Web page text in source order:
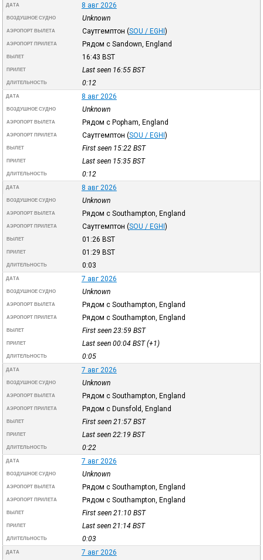
ДАТА 8 авг 2026
ВОЗДУШНОЕ СУДНО Unknown
АЭРОПОРТ ВЫЛЕТА Саутгемптон (SOU / EGHI)
АЭРОПОРТ ПРИЛЕТА Рядом с Sandown, England
ВЫЛЕТ 16:43 BST
ПРИЛЕТ Last seen 16:55 BST
ДЛИТЕЛЬНОСТЬ 0:12
ДАТА 8 авг 2026
ВОЗДУШНОЕ СУДНО Unknown
АЭРОПОРТ ВЫЛЕТА Рядом с Popham, England
АЭРОПОРТ ПРИЛЕТА Саутгемптон (SOU / EGHI)
ВЫЛЕТ First seen 15:22 BST
ПРИЛЕТ Last seen 15:35 BST
ДЛИТЕЛЬНОСТЬ 0:12
ДАТА 8 авг 2026
ВОЗДУШНОЕ СУДНО Unknown
АЭРОПОРТ ВЫЛЕТА Рядом с Southampton, England
АЭРОПОРТ ПРИЛЕТА Саутгемптон (SOU / EGHI)
ВЫЛЕТ 01:26 BST
ПРИЛЕТ 01:29 BST
ДЛИТЕЛЬНОСТЬ 0:03
ДАТА 7 авг 2026
ВОЗДУШНОЕ СУДНО Unknown
АЭРОПОРТ ВЫЛЕТА Рядом с Southampton, England
АЭРОПОРТ ПРИЛЕТА Рядом с Southampton, England
ВЫЛЕТ First seen 23:59 BST
ПРИЛЕТ Last seen 00:04 BST(+1)
ДЛИТЕЛЬНОСТЬ 0:05
ДАТА 7 авг 2026
ВОЗДУШНОЕ СУДНО Unknown
АЭРОПОРТ ВЫЛЕТА Рядом с Southampton, England
АЭРОПОРТ ПРИЛЕТА Рядом с Dunsfold, England
ВЫЛЕТ First seen 21:57 BST
ПРИЛЕТ Last seen 22:19 BST
ДЛИТЕЛЬНОСТЬ 0:22
ДАТА 7 авг 2026
ВОЗДУШНОЕ СУДНО Unknown
АЭРОПОРТ ВЫЛЕТА Рядом с Southampton, England
АЭРОПОРТ ПРИЛЕТА Рядом с Southampton, England
ВЫЛЕТ First seen 21:10 BST
ПРИЛЕТ Last seen 21:14 BST
ДЛИТЕЛЬНОСТЬ 0:03
ДАТА 7 авг 2026